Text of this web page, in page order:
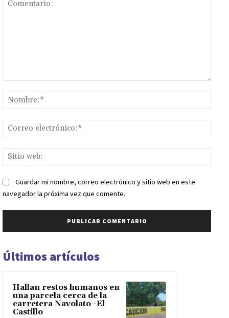
web:
Guardar mi nombre, correo electrónico y sitio web en este
navegador la próxima vez que comente.
Últimos artículos
Hallan restos humanos en
una parcela cerca de la
carretera Navolato–El
Castillo